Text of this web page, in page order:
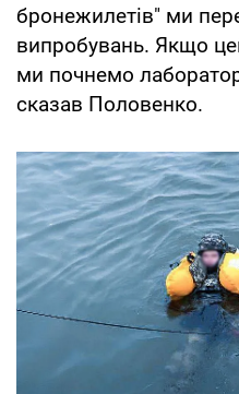
бронежилетів" ми
випробувань. Якщо
ми почнемо
сказав Половенко.